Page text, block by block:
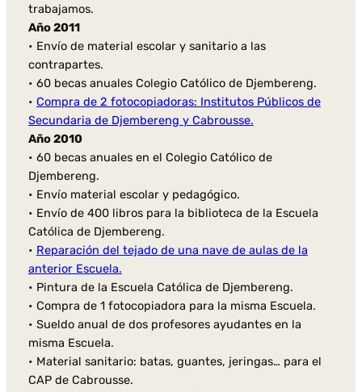
trabajamos.
Año 2011
• Envío de material escolar y sanitario a las
contrapartes.
• 60 becas anuales Colegio Católico de Djembereng.
• Compra de 2 fotocopiadoras: Institutos Públicos de
Secundaria de Djembereng y Cabrousse.
Año 2010
• 60 becas anuales en el Colegio Católico de
Djembereng.
• Envío material escolar y pedagógico.
• Envío de 400 libros para la biblioteca de la Escuela
Católica de Djembereng.
• Reparación del tejado de una nave de aulas de la
anterior Escuela.
• Pintura de la Escuela Católica de Djembereng.
• Compra de 1 fotocopiadora para la misma Escuela.
• Sueldo anual de dos profesores ayudantes en la
misma Escuela.
• Material sanitario: batas, guantes, jeringas… para el
CAP de Cabrousse.